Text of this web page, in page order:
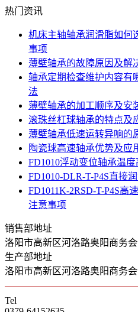
热门资讯
机床主轴轴承润滑脂如何
事项
薄壁轴承的故障原因及解
轴承定期检查维护内容有
法
薄壁轴承的加工顺序及安
滚珠丝杠球轴承的特点及
薄壁轴承低速运转异响的
陶瓷球高速轴承优势及应
FD1010浮动变位轴承温
FD1010-DLR-T-P4S直接
FD1011K-2RSD-T-P4S高
注意事项
销售部地址
洛阳市高新区河洛路奥阳商务会
生产部地址
洛阳市高新区河洛路奥阳商务会
Tel